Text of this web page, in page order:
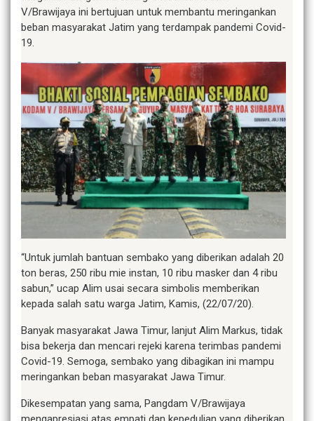
V/Brawijaya ini bertujuan untuk membantu meringankan
beban masyarakat Jatim yang terdampak pandemi Covid-
19.
“Untuk jumlah bantuan sembako yang diberikan adalah 20
ton beras, 250 ribu mie instan, 10 ribu masker dan 4 ribu
sabun,” ucap Alim usai secara simbolis memberikan
kepada salah satu warga Jatim, Kamis, (22/07/20).
Banyak masyarakat Jawa Timur, lanjut Alim Markus, tidak
bisa bekerja dan mencari rejeki karena terimbas pandemi
Covid-19. Semoga, sembako yang dibagikan ini mampu
meringankan beban masyarakat Jawa Timur.
Dikesempatan yang sama, Pangdam V/Brawijaya